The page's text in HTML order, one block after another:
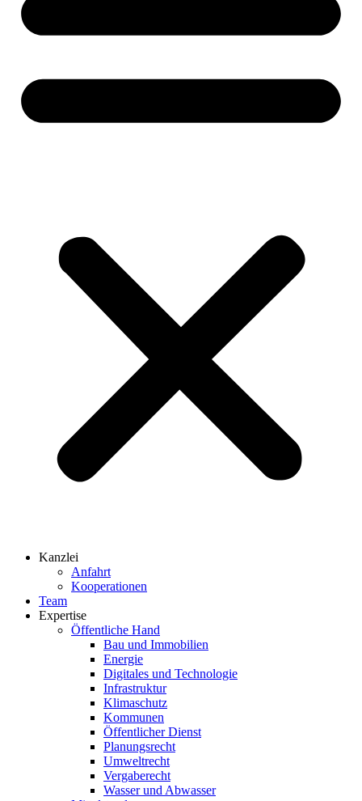
Kanzlei
Anfahrt
Kooperationen
Team
Expertise
Öffentliche Hand
Bau und Immobilien
Energie
Digitales und Technologie
Infrastruktur
Klimaschutz
Kommunen
Öffentlicher Dienst
Planungsrecht
Umweltrecht
Vergaberecht
Wasser und Abwasser